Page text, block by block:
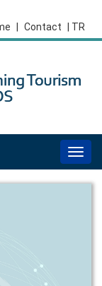
| TR
Contact